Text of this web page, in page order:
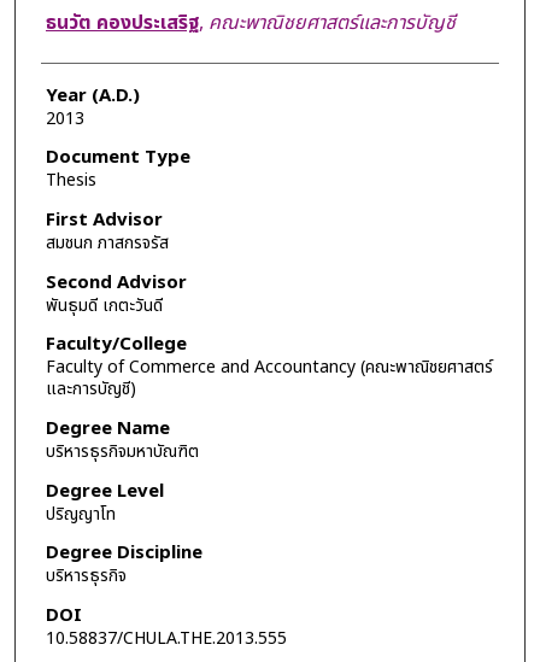
Author
ธนวัต คองประเสริฐ, คณะพาณิชยศาสตร์และการบัญชี
Year (A.D.)
2013
Document Type
Thesis
First Advisor
สมชนก ภาสกรจรัส
Second Advisor
พันธุมดี เกตะวันดี
Faculty/College
Faculty of Commerce and Accountancy (คณะพาณิชยศาสตร์
และการบัญชี)
Degree Name
บริหารธุรกิจมหาบัณฑิต
Degree Level
ปริญญาโท
Degree Discipline
บริหารธุรกิจ
DOI
10.58837/CHULA.THE.2013.555